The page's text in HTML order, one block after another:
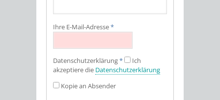
Ihre E-Mail-Adresse*
Datenschutz­erklärung*
Ich
akzeptiere die Datenschutz­erklärung
Kopie an Absender